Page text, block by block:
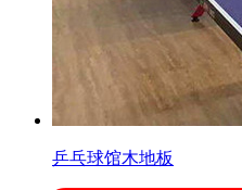
乒乓球馆木地板